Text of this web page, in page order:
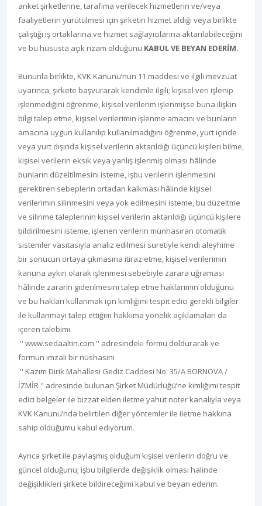
anket şirketlerine, tarafıma verilecek hizmetlerin ve/veya
faaliyetlerin yürütülmesi için şirketin hizmet aldığı veya birlikte
çalıştığı iş ortaklarına ve hizmet sağlayıcılarına aktarılabileceğini
ve bu hususta açık rızam olduğunu KABUL VE BEYAN EDERİM.
Bununla birlikte, KVK Kanunu’nun 11.maddesi ve ilgili mevzuat
uyarınca; şirkete başvurarak kendimle ilgili; kişisel veri işlenip
işlenmediğini öğrenme, kişisel verilerim işlenmişse buna ilişkin
bilgi talep etme, kişisel verilerimin işlenme amacını ve bunların
amacına uygun kullanılıp kullanılmadığını öğrenme, yurt içinde
veya yurt dışında kişisel verilerin aktarıldığı üçüncü kişileri bilme,
kişisel verilerin eksik veya yanlış işlenmiş olması hâlinde
bunların düzeltilmesini isteme, işbu verilerin işlenmesini
gerektiren sebeplerin ortadan kalkması hâlinde kişisel
verilerimin silinmesini veya yok edilmesini isteme, bu düzeltme
ve silinme taleplerinin kişisel verilerin aktarıldığı üçüncü kişilere
bildirilmesini isteme, işlenen verilerin münhasıran otomatik
sistemler vasıtasıyla analiz edilmesi suretiyle kendi aleyhime
bir sonucun ortaya çıkmasına itiraz etme, kişisel verilerimin
kanuna aykırı olarak işlenmesi sebebiyle zarara uğraması
hâlinde zararın giderilmesini talep etme haklarımın olduğunu
ve bu hakları kullanmak için kimliğimi tespit edici gerekli bilgiler
ile kullanmayı talep ettiğim hakkıma yönelik açıklamaları da
içeren talebimi
'' www.sedaaltin.com '' adresindeki formu doldurarak ve
formun imzalı bir nüshasını
'' Kazım Dirik Mahallesi Gediz Caddesi No: 35/A BORNOVA /
İZMİR '' adresinde bulunan Şirket Müdürlüğü’ne kimliğimi tespit
edici belgeler ile bizzat elden iletme yahut noter kanalıyla veya
KVK Kanunu’nda belirtilen diğer yöntemler ile iletme hakkına
sahip olduğumu kabul ediyorum.
Ayrıca şirket ile paylaşmış olduğum kişisel verilerin doğru ve
güncel olduğunu; işbu bilgilerde değişiklik olması halinde
değişiklikleri şirkete bildireceğimi kabul ve beyan ederim.